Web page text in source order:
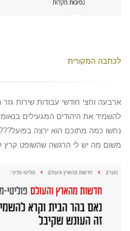
לכתבה המקורית
ארבעה וחצי חודשי עבודות שירות
להשמיד את היהודים המגעילים
נחשו כמה מתוכם הוא ירצה
משום מה יש לי הרגשה שהשופט קרץ